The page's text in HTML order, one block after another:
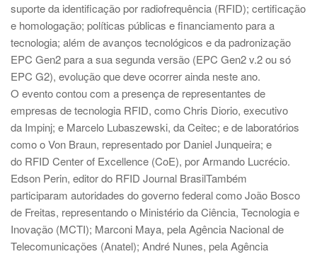
suporte da identificação por radiofrequência (RFID); certificação
e homologação; políticas públicas e financiamento para a
tecnologia; além de avanços tecnológicos e da padronização
EPC Gen2 para a sua segunda versão (EPC Gen2 v.2 ou só
EPC G2), evolução que deve ocorrer ainda neste ano.
O evento contou com a presença de representantes de
empresas de tecnologia RFID, como Chris Diorio, executivo
da Impinj; e Marcelo Lubaszewski, da Ceitec; e de laboratórios
como o Von Braun, representado por Daniel Junqueira; e
do RFID Center of Excellence (CoE), por Armando Lucrécio.
Edson Perin, editor do RFID Journal BrasilTambém
participaram autoridades do governo federal como João Bosco
de Freitas, representando o Ministério da Ciência, Tecnologia e
Inovação (MCTI); Marconi Maya, pela Agência Nacional de
Telecomunicações (Anatel); André Nunes, pela Agência